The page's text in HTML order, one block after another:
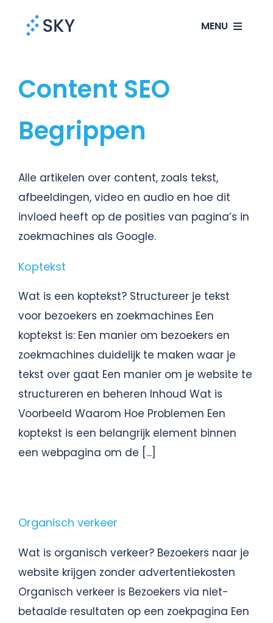
MENU
SEA
Websites
Klanten
Ons verhaal
Gratis Scan
Contact
Content SEO
Begrippen
Alle artikelen over content, zoals tekst,
afbeeldingen, video en audio en hoe dit
invloed heeft op de posities van pagina’s in
zoekmachines als Google.
Koptekst
Wat is een koptekst? Structureer je tekst
voor bezoekers en zoekmachines Een
koptekst is: Een manier om bezoekers en
zoekmachines duidelijk te maken waar je
tekst over gaat Een manier om je website te
structureren en beheren Inhoud Wat is
Voorbeeld Waarom Hoe Problemen Een
koptekst is een belangrijk element binnen
een webpagina om de [...]
Organisch verkeer
Wat is organisch verkeer? Bezoekers naar je
website krijgen zonder advertentiekosten
Organisch verkeer is Bezoekers via niet-
betaalde resultaten op een zoekpagina Een